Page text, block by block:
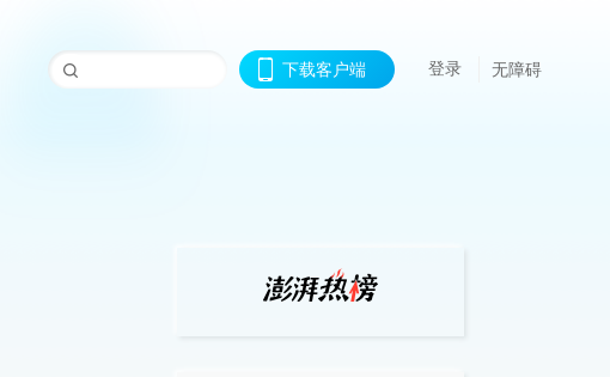
下载客户端 登录 无障碍